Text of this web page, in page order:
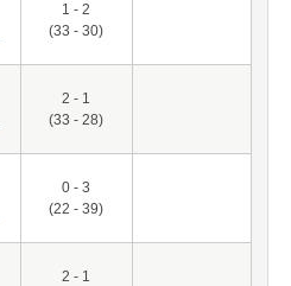
1 - 2
(33 - 30)
2 - 1
(33 - 28)
0 - 3
(22 - 39)
2 - 1